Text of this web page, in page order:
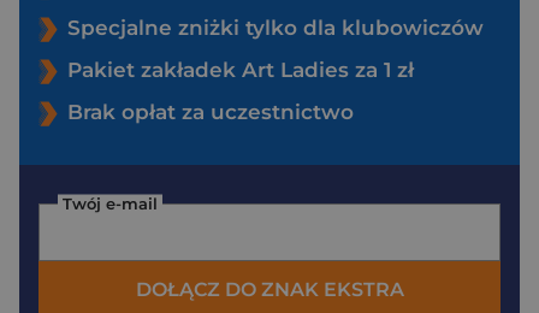
Specjalne zniżki tylko dla klubowiczów
Pakiet zakładek Art Ladies za 1 zł
Brak opłat za uczestnictwo
Twój e-mail
DOŁĄCZ DO ZNAK EKSTRA